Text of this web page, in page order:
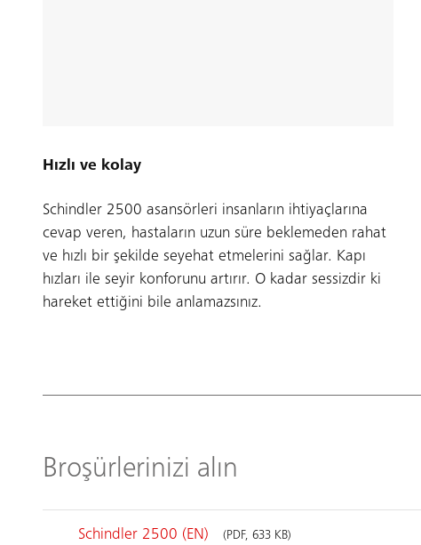
Hızlı ve kolay
Schindler 2500 asansörleri insanların ihtiyaçlarına
cevap veren, hastaların uzun süre beklemeden rahat
ve hızlı bir şekilde seyehat etmelerini sağlar. Kapı
hızları ile seyir konforunu artırır. O kadar sessizdir ki
hareket ettiğini bile anlamazsınız.
Broşürlerinizi alın
Schindler 2500 (EN) (PDF, 633 KB)